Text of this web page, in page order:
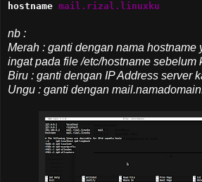
hostname mail.rizal.linuxku
nb :
Merah : ganti dengan nama hostname
ingat pada file /etc/hostname sebelum
Biru : ganti dengan IP Address server
Ungu : ganti dengan